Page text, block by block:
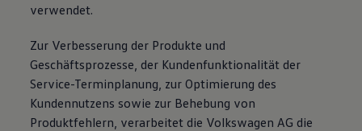
verwendet.
Zur Verbesserung der Produkte und
Geschäftsprozesse, der Kundenfunktionalität der
Service-Terminplanung, zur Optimierung des
Kundennutzens sowie zur Behebung von
Produktfehlern, verarbeitet die Volkswagen AG die